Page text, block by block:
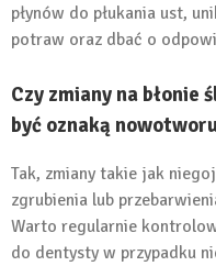
płynów do płukania ust,
potraw oraz dbać o
Czy zmiany na
być oznaką
Tak, zmiany takie jak
zgrubienia lub
Warto regularnie
do dentysty w przypadku